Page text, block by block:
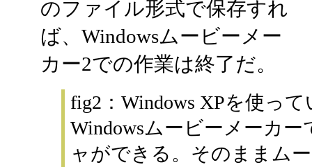
のファイル形式で保存すれ
ば、Windowsムービーメー
カー2での作業は終了だ。
fig2：Windows XPを使っ
Windowsムービーメーカ
ャができる。そのままム